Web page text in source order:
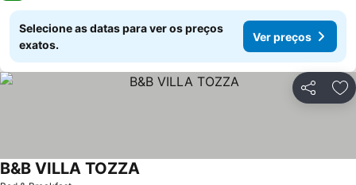
Selecione as datas para ver os preços
exatos.
Ver preços
Partilhar
B&B VILLA TOZZA